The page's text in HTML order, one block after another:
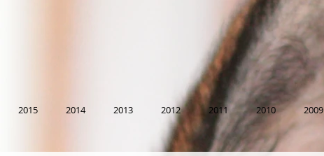
2015 2014 2013 2012 2011 2010 2009